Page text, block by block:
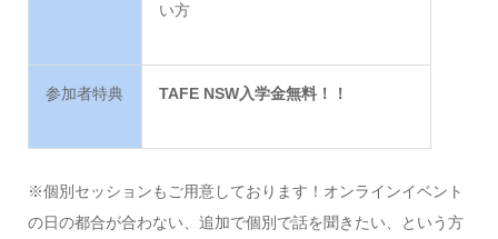
い方
参加者特典 TAFE NSW入学金無料！！
※個別セッションもご用意しております！オンラインイベント
の日の都合が合わない、追加で個別で話を聞きたい、という方